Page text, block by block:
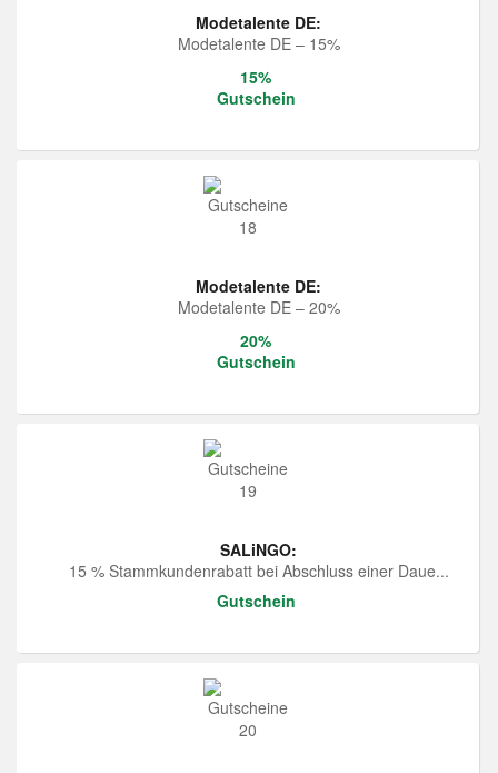
Modetalente DE:
Modetalente DE – 15%
15%
Gutschein
Modetalente DE:
Modetalente DE – 20%
20%
Gutschein
SALiNGO:
15 % Stammkundenrabatt bei Abschluss einer Daue...
Gutschein